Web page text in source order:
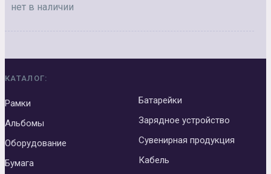
нет в наличии
КАТАЛОГ:
Рамки
Альбомы
Оборудование
Бумага
Батарейки
Зарядное устройство
Сувенирная продукция
Кабель